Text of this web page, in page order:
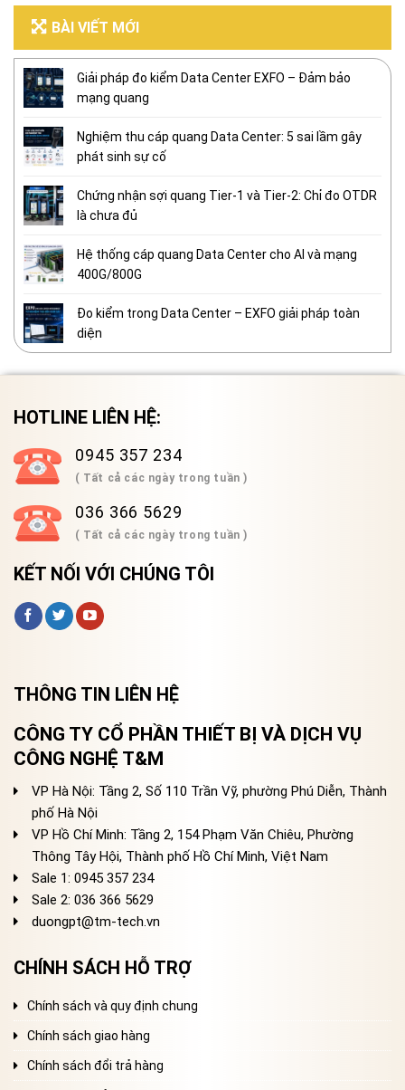
BÀI VIẾT MỚI
Giải pháp đo kiểm Data Center EXFO – Đảm bảo
mạng quang
Nghiệm thu cáp quang Data Center: 5 sai lầm gây
phát sinh sự cố
Chứng nhận sợi quang Tier-1 và Tier-2: Chỉ đo OTDR
là chưa đủ
Hệ thống cáp quang Data Center cho AI và mạng
400G/800G
Đo kiểm trong Data Center – EXFO giải pháp toàn
diện
HOTLINE LIÊN HỆ:
0945 357 234
( Tất cả các ngày trong tuần )
036 366 5629
( Tất cả các ngày trong tuần )
KẾT NỐI VỚI CHÚNG TÔI
THÔNG TIN LIÊN HỆ
CÔNG TY CỔ PHẦN THIẾT BỊ VÀ DỊCH VỤ
CÔNG NGHỆ T&M
VP Hà Nội: Tầng 2, Số 110 Trần Vỹ, phường Phú Diễn, Thành
phố Hà Nội
VP Hồ Chí Minh: Tầng 2, 154 Phạm Văn Chiêu, Phường
Thông Tây Hội, Thành phố Hồ Chí Minh, Việt Nam
Sale 1: 0945 357 234
Sale 2: 036 366 5629
duongpt@tm-tech.vn
CHÍNH SÁCH HỖ TRỢ
Chính sách và quy định chung
Chính sách giao hàng
Chính sách đổi trả hàng